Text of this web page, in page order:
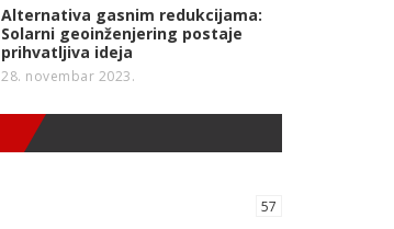
Alternativa gasnim redukcijama:
Solarni geoinženjering postaje
prihvatljiva ideja
28. novembar 2023.
57